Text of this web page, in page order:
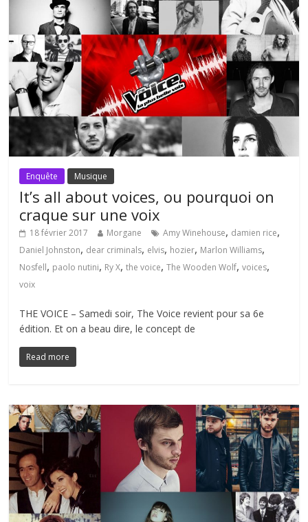
Enquête Musique
It’s all about voices, ou pourquoi on
craque sur une voix
18 février 2017 Morgane Amy Winehouse, damien rice,
Daniel Johnston, dear criminals, elvis, hozier, Marlon Williams,
Nosfell, paolo nutini, Ry X,the voice,The Wooden Wolf,voices,
voix
THE VOICE – Samedi soir, The Voice revient pour sa 6e
édition. Et on a beau dire, le concept de
Read more